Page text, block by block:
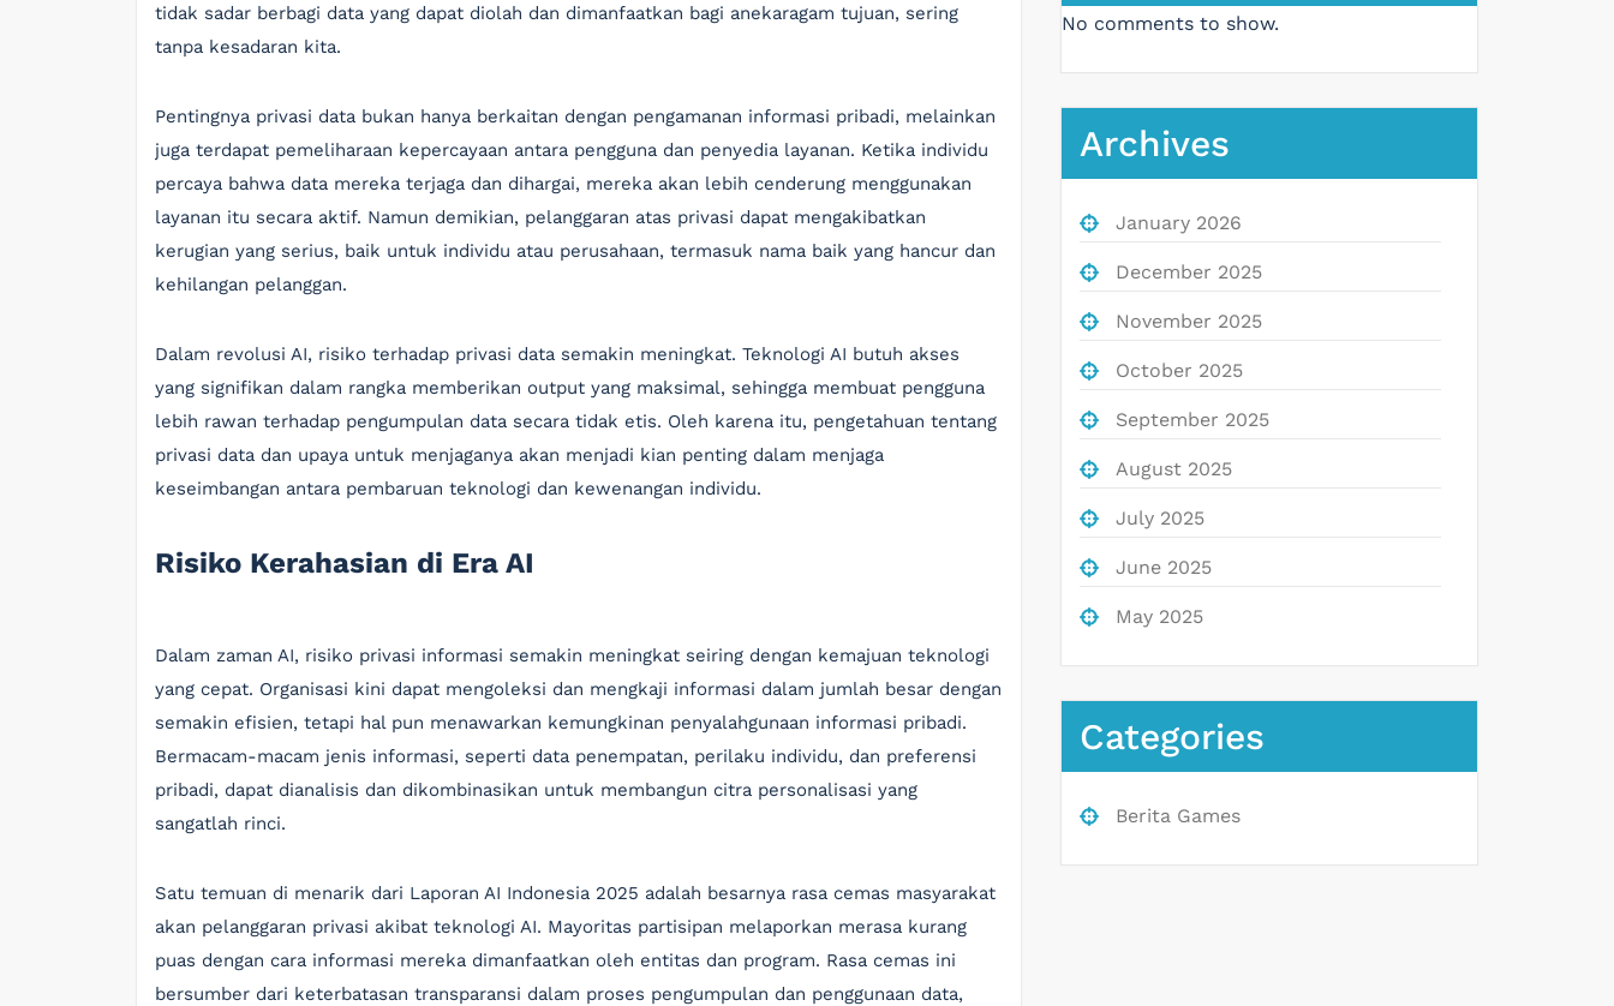
tidak sadar berbagi data yang dapat diolah dan dimanfaatkan bagi anekaragam tujuan, sering
tanpa kesadaran kita.
Pentingnya privasi data bukan hanya berkaitan dengan pengamanan informasi pribadi, melainkan
juga terdapat pemeliharaan kepercayaan antara pengguna dan penyedia layanan. Ketika individu
percaya bahwa data mereka terjaga dan dihargai, mereka akan lebih cenderung menggunakan
layanan itu secara aktif. Namun demikian, pelanggaran atas privasi dapat mengakibatkan
kerugian yang serius, baik untuk individu atau perusahaan, termasuk nama baik yang hancur dan
kehilangan pelanggan.
Dalam revolusi AI, risiko terhadap privasi data semakin meningkat. Teknologi AI butuh akses
yang signifikan dalam rangka memberikan output yang maksimal, sehingga membuat pengguna
lebih rawan terhadap pengumpulan data secara tidak etis. Oleh karena itu, pengetahuan tentang
privasi data dan upaya untuk menjaganya akan menjadi kian penting dalam menjaga
keseimbangan antara pembaruan teknologi dan kewenangan individu.
Risiko Kerahasian di Era AI
Dalam zaman AI, risiko privasi informasi semakin meningkat seiring dengan kemajuan teknologi
yang cepat. Organisasi kini dapat mengoleksi dan mengkaji informasi dalam jumlah besar dengan
semakin efisien, tetapi hal pun menawarkan kemungkinan penyalahgunaan informasi pribadi.
Bermacam-macam jenis informasi, seperti data penempatan, perilaku individu, dan preferensi
pribadi, dapat dianalisis dan dikombinasikan untuk membangun citra personalisasi yang
sangatlah rinci.
Satu temuan di menarik dari Laporan AI Indonesia 2025 adalah besarnya rasa cemas masyarakat
akan pelanggaran privasi akibat teknologi AI. Mayoritas partisipan melaporkan merasa kurang
puas dengan cara informasi mereka dimanfaatkan oleh entitas dan program. Rasa cemas ini
bersumber dari keterbatasan transparansi dalam proses pengumpulan dan penggunaan data,
No comments to show.
Archives
January 2026
December 2025
November 2025
October 2025
September 2025
August 2025
July 2025
June 2025
May 2025
Categories
Berita Games